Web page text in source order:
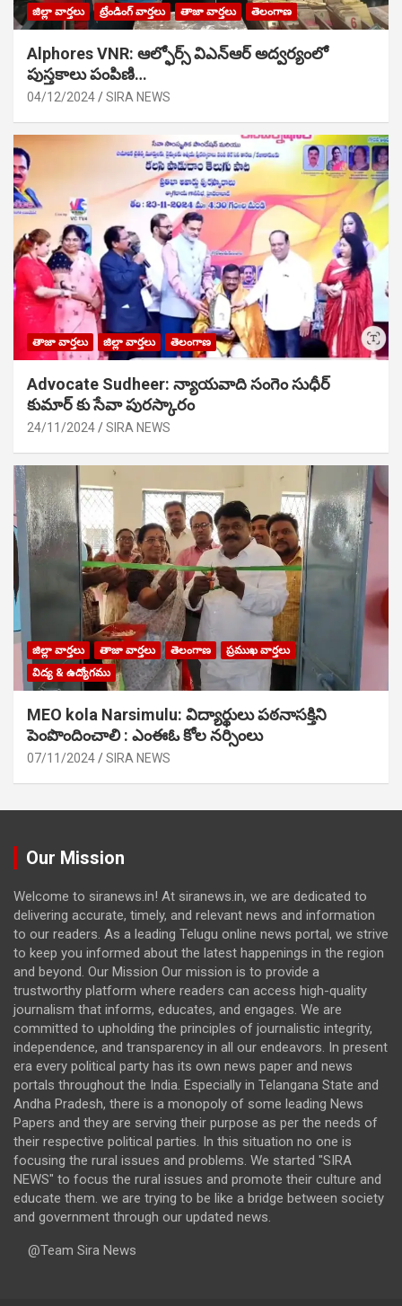
జిల్లా వార్తలు ట్రేండింగ్ వార్తలు తాజా వార్తలు తెలంగాణ
Alphores VNR: ఆల్ఫోర్స్ విఎన్ఆర్ అద్వర్యంలో
పుస్తకాలు పంపిణి…
04/12/2024 SIRA NEWS
తాజా వార్తలు జిల్లా వార్తలు తెలంగాణ
Advocate Sudheer: న్యాయవాది సంగెం సుధీర్
కుమార్ కు సేవా పురస్కారం
24/11/2024 SIRA NEWS
జిల్లా వార్తలు తాజా వార్తలు తెలంగాణ
ప్రముఖ వార్తలు
విద్య & ఉద్యోగము
MEO kola Narsimulu: విద్యార్థులు పఠ‌నాసక్తిని
పెంపొందించాలి : ఎంఈఓ కోల నర్సింలు
07/11/2024 SIRA NEWS
Our Mission
Welcome to siranews.in! At siranews.in, we are dedicated to
delivering accurate, timely, and relevant news and information
to our readers. As a leading Telugu online news portal, we strive
to keep you informed about the latest happenings in the region
and beyond. Our Mission Our mission is to provide a
trustworthy platform where readers can access high-quality
journalism that informs, educates, and engages. We are
committed to upholding the principles of journalistic integrity,
independence, and transparency in all our endeavors. In present
era every political party has its own news paper and news
portals throughout the India. Especially in Telangana State and
Andha Pradesh, there is a monopoly of some leading News
Papers and they are serving their purpose as per the needs of
their respective political parties. In this situation no one is
focusing the rural issues and problems. We started "SIRA
NEWS" to focus the rural issues and promote their culture and
educate them. we are trying to be like a bridge between society
and government through our updated news.
@Team Sira News